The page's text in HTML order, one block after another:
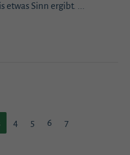
Sinn ergibt. ...
4 5 6 7